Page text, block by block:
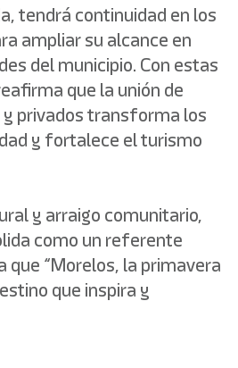
tendrá continuidad en los
ampliar su alcance en
del municipio. Con estas
que la unión de
privados transforma los
y fortalece el turismo
y arraigo comunitario,
como un referente
que “Morelos, la primavera
que inspira y